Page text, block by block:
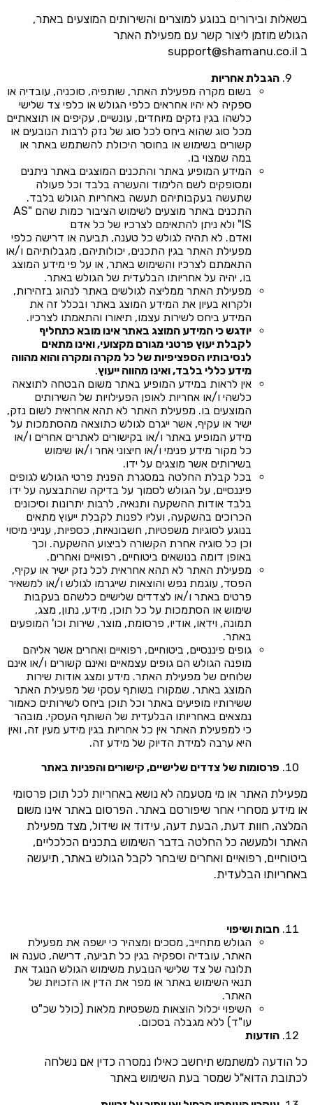
בשאלות ובירורים בנוגע למוצרים והשירותים המוצעים באתר,
הגולש מוזמן ליצור קשר עם מפעילת האתר
ב support@shamanu.co.il
הגבלת אחריות
בשום מקרה מפעילת האתר, שותפיה, סוכניה, עובדיה או
ספקיה לא יהיו אחראים כלפי הגולש או כלפי צד שלישי
כלשהו בגין נזקים מיוחדים, עונשיים, עקיפים או תוצאתיים
מכל סוג שהוא ביחס לכל סוג של נזק לרבות הנובעים או
קשורים בשימוש או בחוסר היכולת להשתמש באתר או
במה שמצוי בו.
המידע המופיע באתר והתכנים המוצגים באתר ניתנים
ומסופקים לשם הלימוד והעשרה בלבד וכל פעולה
שתעשה בעקבותיהם תעשה באחריות הגולש בלבד.
התכנים באתר מוצעים לשימוש הציבור כמות שהם "AS
IS" ולא ניתן להתאימם לצרכיו של כל אדם
ואדם. לא תהיה לגולש כל טענה, תביעה או דרישה כלפי
מפעילת האתר בגין התכנים, יכולותיהם, מגבלותיהם ו/או
התאמתם לצרכיו והשימוש באתר, או על פי מידע המוצג
בו, יהיה על אחריותו הבלעדית של הגולש באתר.
מפעילת האתר ממליצה לגולשים באתר לנהוג בזהירות,
ולקרוא בעיון את המידע המוצג באתר ובכלל זה את
המידע ביחס לשירות עצמו, תיאורו והתאמתו לצרכיו.
יודגש כי המידע המוצג באתר אינו מובא כתחליף
לקבלת יעוץ פרטני מגורם מקצועי, ואינו מתאים
לנסיבותיו הספציפיות של כל מקרה ומקרה והוא מהווה
מידע כללי בלבד, ואינו מהווה ייעוץ.
אין לראות במידע המופיע באתר משום הבטחה לתוצאה
כלשהי ו/או אחריות לאופן הפעילויות של השירותים
המוצעים בו. מפעילת האתר לא תהא אחראית לשום נזק,
ישיר או עקיף, אשר ייגרם לגולש כתוצאה מהסתמכות על
מידע המופיע באתר ו/או בקישורים לאתרים אחרים ו/או
כל מקור מידע פנימי ו/או חיצוני אחר ו/או שימוש
בשירותים אשר מוצגים על ידו.
בכל קבלת החלטה במסגרת הפנית פרטי הגולש לגופים
פיננסיים, על הגולש לסמוך על בדיקה שהתבצעה על ידו
בלבד אודות ההשקעה ותנאיה, לרבות יתרונות וסיכונים
הכרוכים בהשקעה, ועליו לפנות לקבלת ייעוץ מתאים
בנוגע לסוגיות משפטיות, חשבונאיות, כספיות, ענייני מיסוי
וכן כל סוגיה אחרת הקשורה לביצוע ההשקעה. וכך
באופן דומה בנושאים ביטוחיים, רפואיים ואחרים.
מפעילת האתר לא תהא אחראית לכל נזק ישיר או עקיף,
הפסד, עוגמת נפש והוצאות שייגרמו לגולש ו/או למשאיר
פרטים באתר ו/או לצדדים שלישיים כלשהם בעקבות
שימוש או הסתמכות על כל תוכן, מידע, נתון, מצג,
תמונה, וידאו, אודיו, פרסומת, מוצר, שירות וכו' המופעים
באתר.
גופים פיננסיים, ביטוחיים, רפואיים ואחרים אשר אליהם
מופנה הגולש הם גופים עצמאיים ואינם קשורים ו/או אינם
שלוחים של מפעילת האתר. מידע ומצג אודות שירות
המוצג באתר, שמקורו בשותף עסקי של מפעילת האתר
ששירותיו מופיעים באתר וכל תוכן ביחס לשירותים כאמור
נמצאים באחריותו הבלעדית של השותף העסקי. מובהר
כי למפעילת האתר אין כל אחריות בגין מידע מעין זה, ואין
היא ערבה למידת הדיוק של מידע זה.
פרסומות של צדדים שלישיים, קישורים והפניות באתר
מפעילת האתר או מי מטעמה לא נושא באחריות לכל תוכן פרסומי
או מידע מסחרי אחר שיפורסם באתר. הפרסום באתר אינו משום
המלצה, חוות דעת, הבעת דעה, עידוד או שידול, מצד מפעילת
האתר ולמעשה כל החלטה בדבר השימוש בתכנים הכלכליים,
ביטוחיים, רפואיים ואחרים שיבחר לקבל הגולש באתר, תיעשה
באחריותו הבלעדית.
חבות ושיפוי
הגולש מתחייב, מסכים ומצהיר כי ישפה את מפעילת
האתר, עובדיה וספקיה בגין כל תביעה, דרישה, טענה או
תלונה של צד שלישי הנובעת משימוש הגולש הנוגד את
תנאי השימוש באתר או מפר את הדין או הזכויות של
האתר.
השיפוי יכלול הוצאות משפטיות מלאות (כולל שכ"ט
עו"ד) ללא מגבלה בסכום.
הודעות
כל הודעה למשתמש תיחשב כאילו נמסרה כדין אם נשלחה
לכתובת הדוא"ל שמסר בעת השימוש באתר